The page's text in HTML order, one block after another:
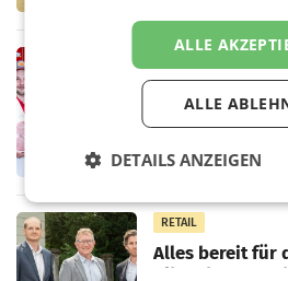
„Kreislauf-
Müller-Filialen
Penny
Ober- und
WIENER
erneuert Penny
in Haag sowie im
RETAIL
Alles bereit für
Albrecht setzt
ALLE
ALLE
DETAILS ANZEIGEN